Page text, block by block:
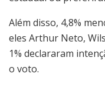
Além disso, 4,8%
eles Arthur Neto,
1% declararam
o voto.